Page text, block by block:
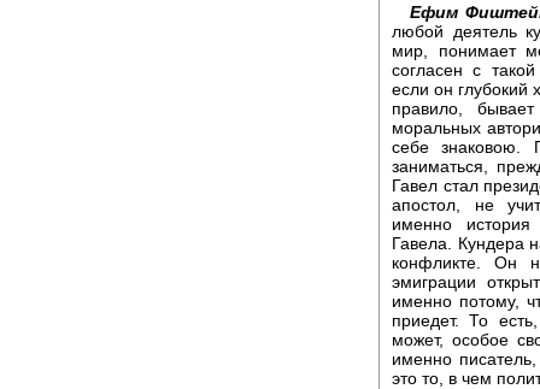
Ефим
любой деятель
мир, понимает
согласен с
если он глубокий
правило,
моральных
себе знаковою.
заниматься,
Гавел стал
апостол, не
именно
Гавела. Кундера
конфликте. Он
эмиграции
именно потому,
приедет. То
может, особое
именно
это то, в чем